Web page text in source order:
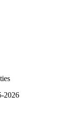
2026